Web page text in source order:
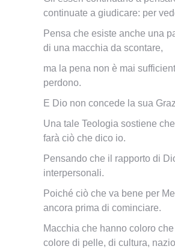
continuate a giudicare: per
Pensa che esiste anche una
di una macchia da scontare,
ma la pena non è mai
perdono.
E Dio non concede la sua
Una tale Teologia sostiene
farà ciò che dico io.
Pensando che il rapporto di
interpersonali.
Poiché ciò che va bene per
ancora prima di cominciare.
Macchia che hanno coloro
colore di pelle, di cultura,